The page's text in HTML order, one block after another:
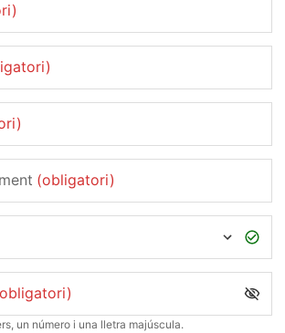
(obligatori)
un número i una lletra majúscula.